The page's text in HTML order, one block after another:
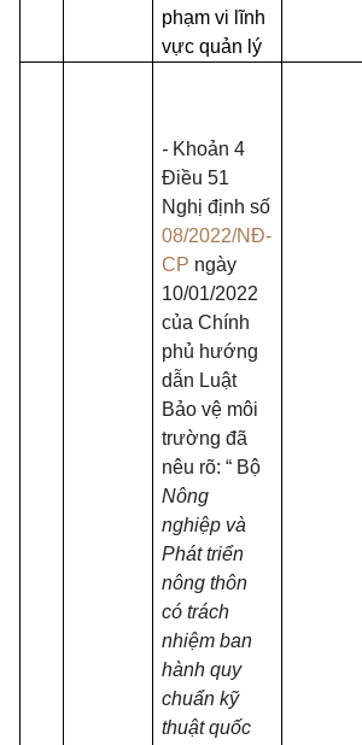
phạm vi lĩnh
vực quản lý
- Khoản 4
Điều 51
Nghị định số
08/2022/NĐ-
CP ngày
10/01/2022
của Chính
phủ hướng
dẫn Luật
Bảo vệ môi
trường đã
nêu rõ: “ Bộ
Nông
nghiệp và
Phát triển
nông thôn
có trách
nhiệm ban
hành quy
chuẩn kỹ
thuật quốc